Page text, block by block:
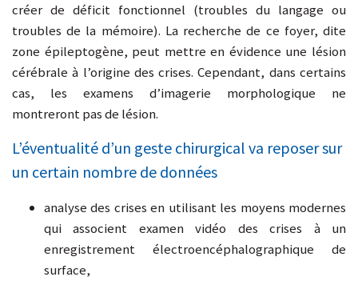
créer de déficit fonctionnel (troubles du langage ou
troubles de la mémoire). La recherche de ce foyer, dite
zone épileptogène, peut mettre en évidence une lésion
cérébrale à l’origine des crises. Cependant, dans certains
cas, les examens d’imagerie morphologique ne
montreront pas de lésion.
L’éventualité d’un geste chirurgical va reposer sur
un certain nombre de données
analyse des crises en utilisant les moyens modernes
qui associent examen vidéo des crises à un
enregistrement électroencéphalographique de
surface,